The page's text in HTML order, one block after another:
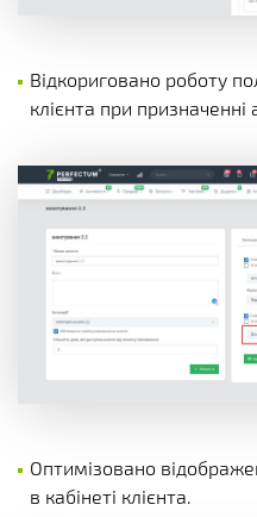
Відкориговано роботу
клієнта при призначенні
Оптимізовано
в кабінеті клієнта.